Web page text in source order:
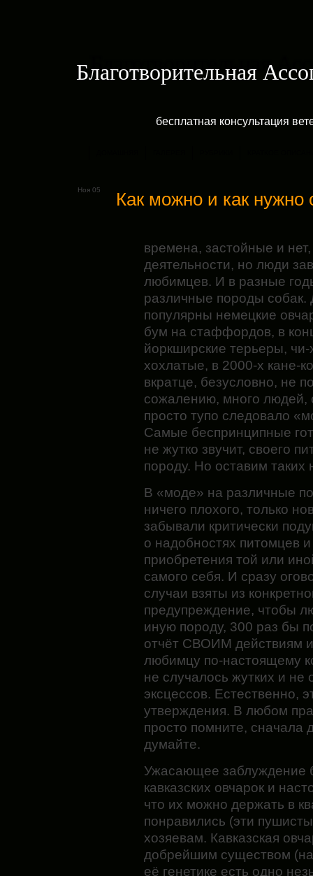
Благотворительная
бесплатная консультация
Ноя 05 Как можно и как нужно
времена, застойные и
деятельности, но люди
любимцев. И в разные
различные породы собак.
популярны немецкие
бум на стаффордов, в
йоркширские терьеры, чи-
хохлатые, в 2000-х кане-
вкратце, безусловно, не
сожалению, много людей,
просто тупо следовало
Самые беспринципные
не жутко звучит, своего
породу. Но оставим
В «моде» на различные
ничего плохого, только
забывали критически
о надобностях питомцев
приобретения той или
самого себя. И сразу
случаи взяты из
предупреждение, чтобы
иную породу, 300 раз бы
отчёт СВОИМ действиям и
любимцу по-настоящему
не случалось жутких и не
эксцессов. Естественно,
утверждения. В любом
просто помните, сначала
думайте.
Ужасающее заблуждение
кавказских овчарок и
что их можно держать в
понравились (эти
хозяевам. Кавказская
добрейшим существом
её генетике есть одно